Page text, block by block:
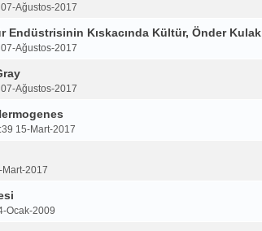
Ağustos-2017
Endüstrisinin Kıskacında Kültür, Önder Kulak
Ağustos-2017
Ağustos-2017
15-Mart-2017
2017
Ocak-2009